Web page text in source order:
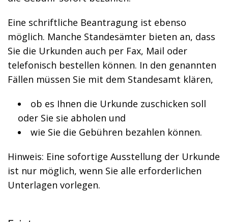
Eine schriftliche Beantragung ist ebenso
möglich. Manche Standesämter bieten an, dass
Sie die Urkunden auch per Fax, Mail oder
telefonisch bestellen können. In den genannten
Fällen müssen Sie mit dem Standesamt klären,
ob es Ihnen die Urkunde zuschicken soll
oder Sie sie abholen und
wie Sie die Gebühren bezahlen können.
Hinweis: Eine sofortige Ausstellung der Urkunde
ist nur möglich, wenn Sie alle erforderlichen
Unterlagen vorlegen.